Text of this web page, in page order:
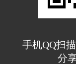
手机QQ扫
分